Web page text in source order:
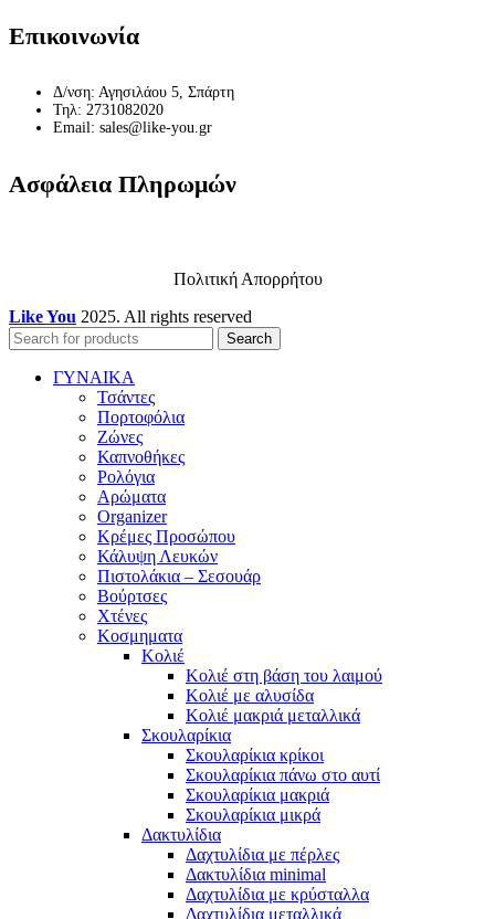
Επικοινωνία
Δ/νση: Αγησιλάου 5, Σπάρτη
Τηλ: 2731082020
Email: sales@like-you.gr
Ασφάλεια Πληρωμών
Πολιτική Απορρήτου
Like You 2025. All rights reserved
Search
ΓΥΝΑΙΚΑ
Τσάντες
Πορτοφόλια
Ζώνες
Καπνοθήκες
Ρολόγια
Αρώματα
Organizer
Κρέμες Προσώπου
Κάλυψη Λευκών
Πιστολάκια – Σεσουάρ
Βούρτσες
Χτένες
Κοσμηματα
Κολιέ
Κολιέ στη βάση του λαιμού
Κολιέ με αλυσίδα
Κολιέ μακριά μεταλλικά
Σκουλαρίκια
Σκουλαρίκια κρίκοι
Σκουλαρίκια πάνω στο αυτί
Σκουλαρίκια μακριά
Σκουλαρίκια μικρά
Δακτυλίδια
Δαχτυλίδια με πέρλες
Δακτυλίδια minimal
Δαχτυλίδια με κρύσταλλα
Δαχτυλίδια μεταλλικά